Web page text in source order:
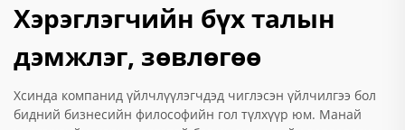
Хэрэглэгчийн бүх талын
дэмжлэг, зөвлөгөө
Хсинда компанид үйлчлүүлэгчдэд чиглэсэн үйлчилгээ бол
бидний бизнесийн философийн гол түлхүүр юм. Манай